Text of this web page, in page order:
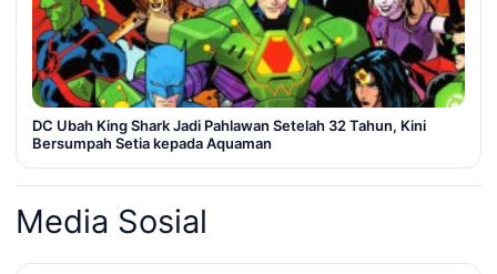
DC Ubah King Shark Jadi Pahlawan Setelah 32 Tahun, Kini
Bersumpah Setia kepada Aquaman
Media Sosial